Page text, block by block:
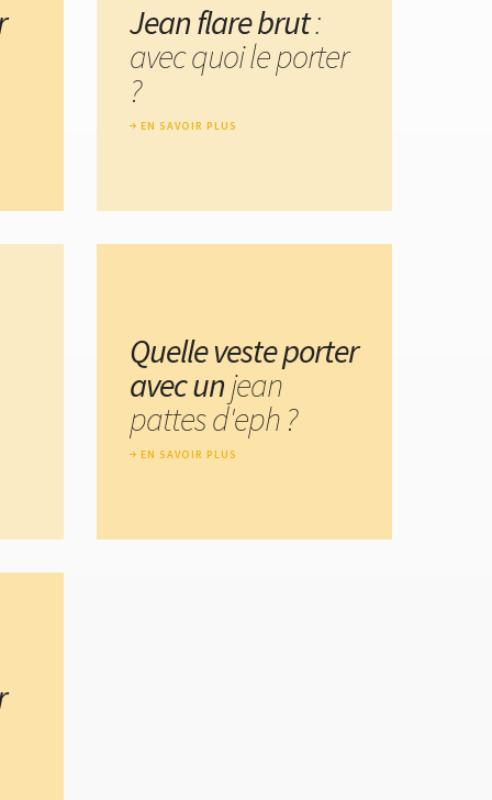
Jean flare brut:
avec quoi le porter
?
EN SAVOIR PLUS
Quelle veste porter
avec unjean
pattes d'eph ?
EN SAVOIR PLUS